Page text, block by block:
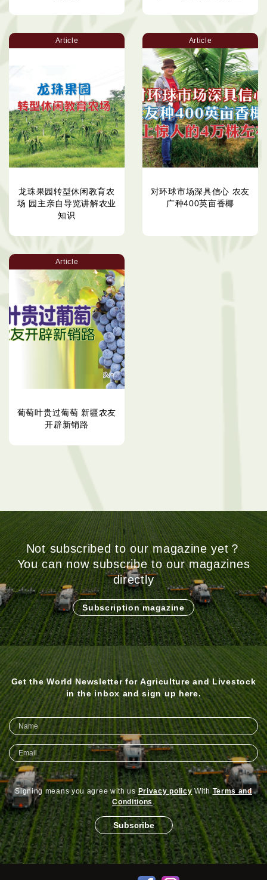
Article
龙珠果园转型休闲教育农
场 园主亲自导览讲解农业
知识
Article
对环球市场深具信心 农友
广种400英亩香椰
Article
葡萄叶贵过葡萄 新疆农友
开辟新销路
Not subscribed to our magazine yet？
You can now subscribe to our magazines
directly
Subscription magazine
Get the World Newsletter for Agriculture and Livestock
in the inbox and sign up here.
Signing means you agree with us Privacy policyWithTerms and
Conditions.
Subscribe